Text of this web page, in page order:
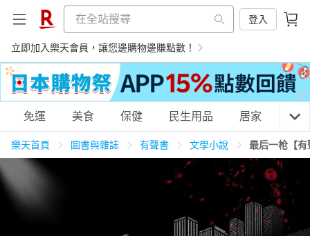
登入
立即加入樂天會員，讓您邊購物邊賺點數！
購物網分類
民生用品
免運 美食 保健 民生用品 居家 3C
樂天首頁 圖書與雜誌 有聲書 文學小說 最后一枪【有